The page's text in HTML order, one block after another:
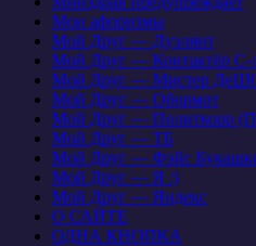
Мои афоризмы
Мой Друг — Дуэлянт
Мой Друг — Контактёр С-
Мой Друг — Мистер
Мой Друг — Обормот
Мой Друг — Политкорр
Мой Друг — ТБ
Мой Друг — Фэйс
Мой Друг — Я :)
Мой Друг — Яндекс
О САЙТЕ
ОДНА КНОПКА